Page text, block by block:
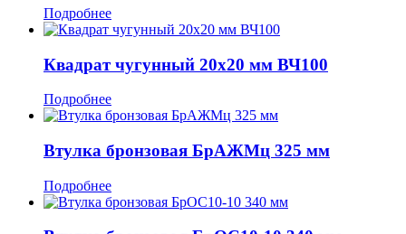
Подробнее
Квадрат чугунный 20x20 мм ВЧ100
Подробнее
Втулка бронзовая БрАЖМц 325 мм
Подробнее